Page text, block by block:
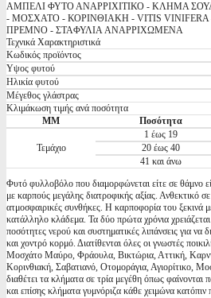
ΑΜΠΕΛΙ ΦΥΤΟ ΑΝΑΡΡΙΧΙΤΙΚΟ - ΚΛΗΜΑ
- ΜΟΣΧΑΤΟ - ΚΟΡΙΝΘΙΑΚΗ - VITIS VINIFERA
ΠΡΕΜΝΟ - ΣΤΑΦΥΛΙA ΑΝΑΡΡΙΧΩΜΕΝΑ
Τεχνικά Χαρακτηριστικά
Κωδικός προϊόντος
Υψος φυτού
Ηλικία φυτού
Μέγεθος γλάστρας
Κλιμάκωση τιμής ανά ποσότητα
ΜΜ
Ποσότητα
Τεμάχιο
1 έως 19
20 έως 40
41 και άνω
Φυτό φυλλοβόλο που διαμορφώνεται είτε σε θάμνο
με καρπούς μεγάλης διατροφικής αξίας. Ανθεκτικό
ατμοσφαιρικές συνθήκες. Η καρποφορία του ξεκινά
κατάλληλο κλάδεμα. Τα δύο πρώτα χρόνια
ποσότητες νερού και συστηματικές λιπάνσεις για να
και χοντρό κορμό. Διατίθενται όλες οι γνωστές
Μοσχάτο Μαύρο, Φράουλα, Βικτώρια, Αττική,
Κορινθιακή, Σαβατιανό, Οτομοράγια, Αγιορίτικο,
διαθέτει τα κλήματα σε τρία μεγέθη όπως
και επίσης κλήματα γυμνόριζα κάθε χειμώνα κατόπιν